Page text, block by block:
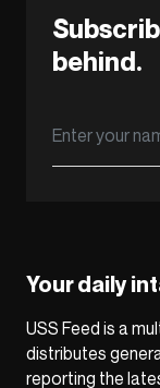
behind.
Your daily
USS Feed is a
distributes
reporting the